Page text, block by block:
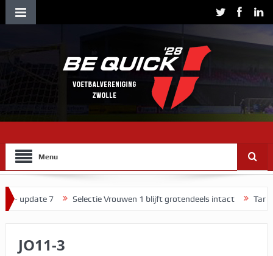
Menu
update 7 Selectie Vrouwen 1 blijft grotendeels intact
JO11-3